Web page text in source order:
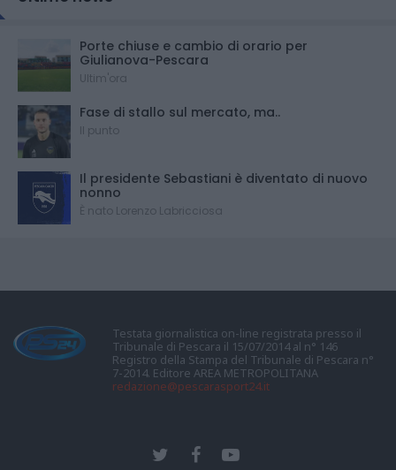
Porte chiuse e cambio di orario per
Giulianova-Pescara
Ultim'ora
Fase di stallo sul mercato, ma..
Il punto
Il presidente Sebastiani è diventato di nuovo
nonno
È nato Lorenzo Labricciosa
Testata giornalistica on-line registrata presso il
Tribunale di Pescara il 15/07/2014 al n° 146
Registro della Stampa del Tribunale di Pescara n°
7-2014. Editore AREA METROPOLITANA
redazione@pescarasport24.it